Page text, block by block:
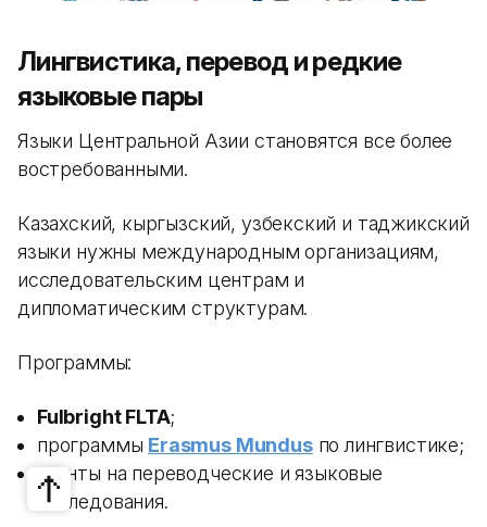
Лингвистика, перевод и редкие
языковые пары
Языки Центральной Азии становятся все более
востребованными.
Казахский, кыргызский, узбекский и таджикский
языки нужны международным организациям,
исследовательским центрам и
дипломатическим структурам.
Программы:
Fulbright FLTA;
программы Erasmus Mundusпо лингвистике;
гранты на переводческие и языковые
исследования.